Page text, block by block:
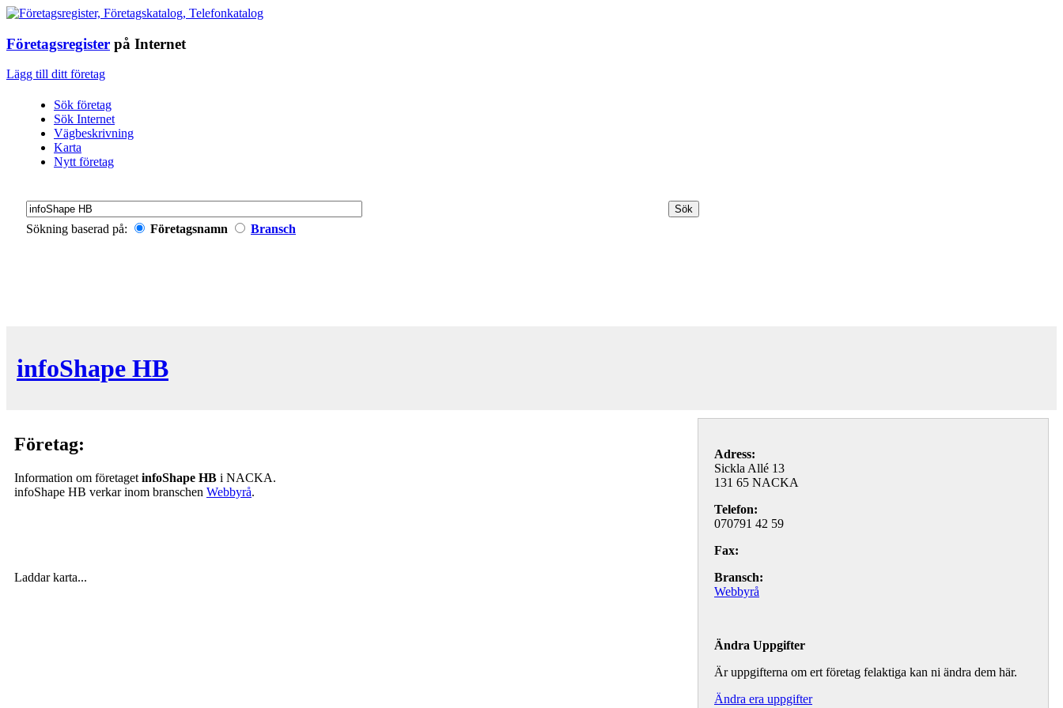
Företagsregister på Internet
Lägg till ditt företag
Sök företag
Sök Internet
Vägbeskrivning
Karta
Nytt företag
Sökning baserad på: Företagsnamn Bransch
infoShape HB
Företag:
Information om företaget infoShape HB i NACKA.
infoShape HB verkar inom branschen Webbyrå.
Laddar karta...
Adress:
Sickla Allé 13
131 65 NACKA
Telefon:
070791 42 59
Fax:
Bransch:
Webbyrå
Ändra Uppgifter
Är uppgifterna om ert företag felaktiga kan ni ändra dem här.
Ändra era uppgifter